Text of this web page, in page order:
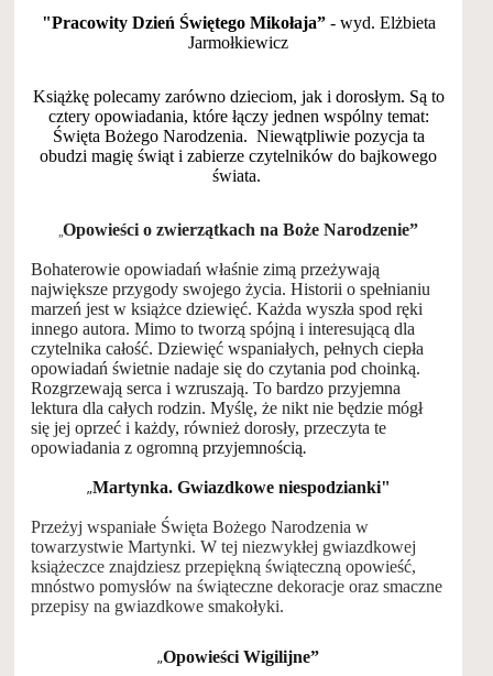
"Pracowity Dzień Świętego Mikołaja”- wyd. Elżbieta
Jarmołkiewicz
Książkę polecamy zarówno dzieciom, jak i dorosłym. Są to
cztery opowiadania, które łączy jednen wspólny temat:
Święta Bożego Narodzenia. Niewątpliwie pozycja ta
obudzi magię świąt i zabierze czytelników do bajkowego
świata.
„Opowieści o zwierzątkach na Boże Narodzenie”
Bohaterowie opowiadań właśnie zimą przeżywają
największe przygody swojego życia. Historiio spełnianiu
marzeń jest w książce dziewięć. Każda wyszła spod ręki
innego autora. Mimo to tworzą spójną i interesującą dla
czytelnika całość. Dziewięć wspaniałych, pełnych ciepła
opowiadań świetnie nadaje się do czytania pod choinką.
Rozgrzewają serca i wzruszają. To bardzo przyjemna
lektura dla całych rodzin. Myślę, że nikt nie będzie mógł
się jej oprzeć i każdy, również dorosły, przeczyta te
opowiadania z ogromną przyjemnością.
„Martynka. Gwiazdkowe niespodzianki"
Przeżyj wspaniałe Święta Bożego Narodzenia w
towarzystwie Martynki.W tej niezwykłej gwiazdkowej
książeczce znajdziesz przepiękną świąteczną opowieść,
mnóstwo pomysłów na świąteczne dekoracje oraz smaczne
przepisy na gwiazdkowe smakołyki.
„Opowieści Wigilijne”